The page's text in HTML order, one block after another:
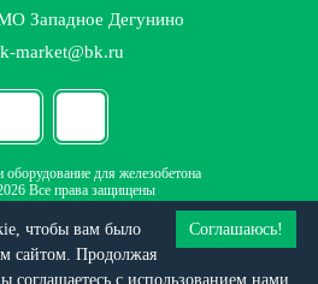
Западное Дегунино
market@bk.ru
для железобетона
Все права защищены
исключительно информационный характер и не
публичной офертой
Соглашаюсь!
чтобы вам было
сайтом. Продолжая
соглашаетесь c использованием нами